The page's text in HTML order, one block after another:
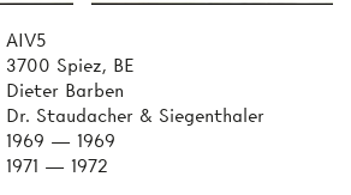
AIV5
3700 Spiez, BE
Dieter Barben
Dr. Staudacher & Siegenthaler
1969 — 1969
1971 — 1972